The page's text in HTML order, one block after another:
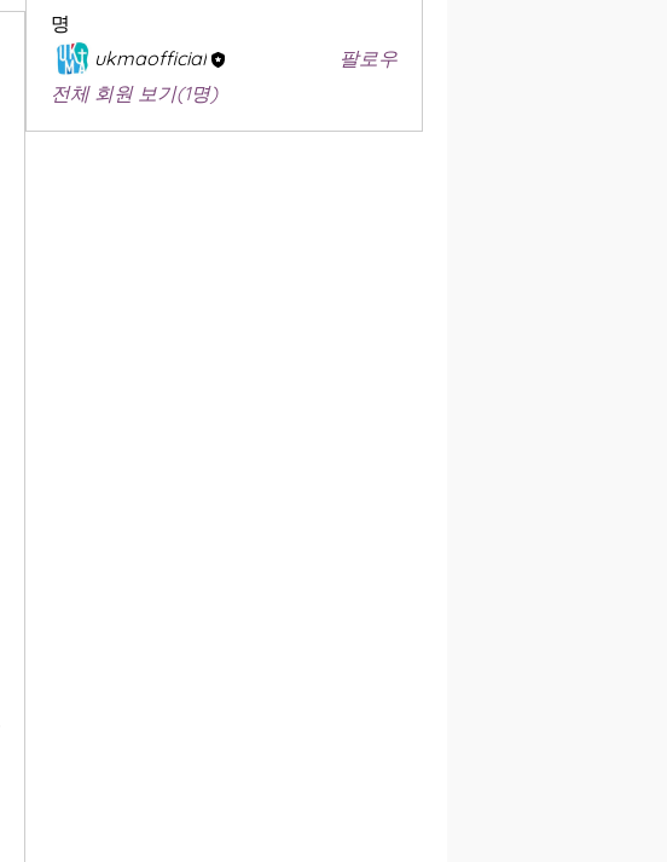
명
ukmaofficial
팔로우
전체 회원 보기(1명)